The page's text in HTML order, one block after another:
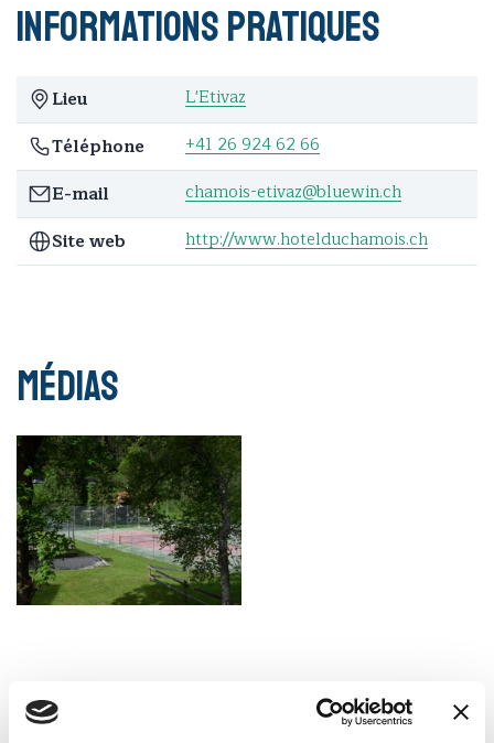
Informations pratiques
Lieu
L'Etivaz
Téléphone
+41 26 924 62 66
E-mail
chamois-etivaz@bluewin.ch
Site web
http://www.hotelduchamois.ch
Médias